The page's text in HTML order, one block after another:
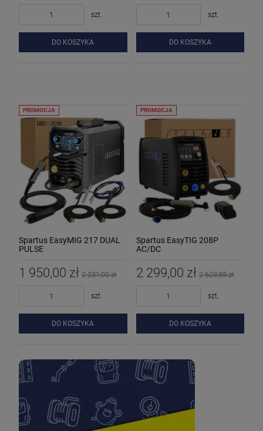
szt.
DO KOSZYKA
szt.
DO KOSZYKA
Spartus EasyMIG 217 DUAL
PULSE
1 950,00 zł 2 231,00 zł
szt.
DO KOSZYKA
PROMOCJA
Spartus EasyTIG 208P
AC/DC
2 299,00 zł 2 623,85 zł
szt.
DO KOSZYKA
PROMOCJA